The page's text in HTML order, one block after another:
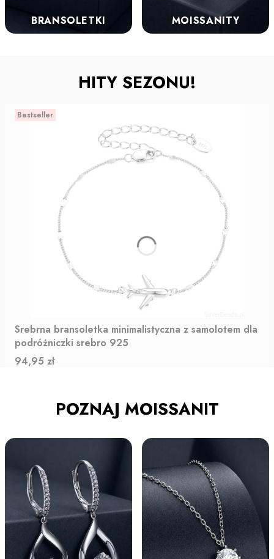
BRANSOLETKI MOISSANITY
HITY SEZONU!
Bestseller
Srebrna bransoletka minimalistyczna z samolotem dla
podróżniczki srebro 925
Cena
94,95 zł
POZNAJ MOISSANIT